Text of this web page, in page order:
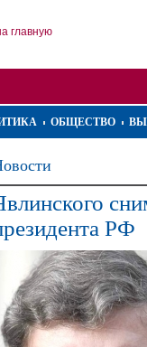
главную
ОБЩЕСТВО
РФ